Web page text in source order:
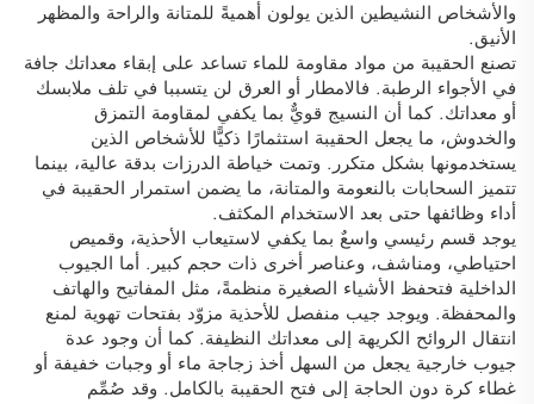
والأشخاص النشيطين الذين يولون أهميةً للمتانة والراحة والمظهر
الأنيق.
تصنع الحقيبة من مواد مقاومة للماء تساعد على إبقاء معداتك جافة
في الأجواء الرطبة. فالامطار أو العرق لن يتسببا في تلف ملابسك
أو معداتك. كما أن النسيج قويٌّ بما يكفي لمقاومة التمزق
والخدوش، ما يجعل الحقيبة استثمارًا ذكيًّا للأشخاص الذين
يستخدمونها بشكل متكرر. وتمت خياطة الدرزات بدقة عالية، بينما
تتميز السحابات بالنعومة والمتانة، ما يضمن استمرار الحقيبة في
أداء وظائفها حتى بعد الاستخدام المكثف.
يوجد قسم رئيسي واسعٌ بما يكفي لاستيعاب الأحذية، وقميص
احتياطي، ومناشف، وعناصر أخرى ذات حجم كبير. أما الجيوب
الداخلية فتحفظ الأشياء الصغيرة منظمةً، مثل المفاتيح والهاتف
والمحفظة. ويوجد جيب منفصل للأحذية مزوّد بفتحات تهوية لمنع
انتقال الروائح الكريهة إلى معداتك النظيفة. كما أن وجود عدة
جيوب خارجية يجعل من السهل أخذ زجاجة ماء أو وجبات خفيفة أو
غطاء كرة دون الحاجة إلى فتح الحقيبة بالكامل. وقد صُمِّم